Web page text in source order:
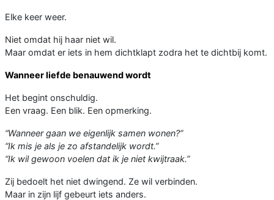
Elke keer weer.
Niet omdat hij haar niet wil.
Maar omdat er iets in hem dichtklapt zodra het te dichtbij komt.
Wanneer liefde benauwend wordt
Het begint onschuldig.
Een vraag. Een blik. Een opmerking.
“Wanneer gaan we eigenlijk samen wonen?”
“Ik mis je als je zo afstandelijk wordt.”
“Ik wil gewoon voelen dat ik je niet kwijtraak.”
Zij bedoelt het niet dwingend. Ze wil verbinden.
Maar in zijn lijf gebeurt iets anders.